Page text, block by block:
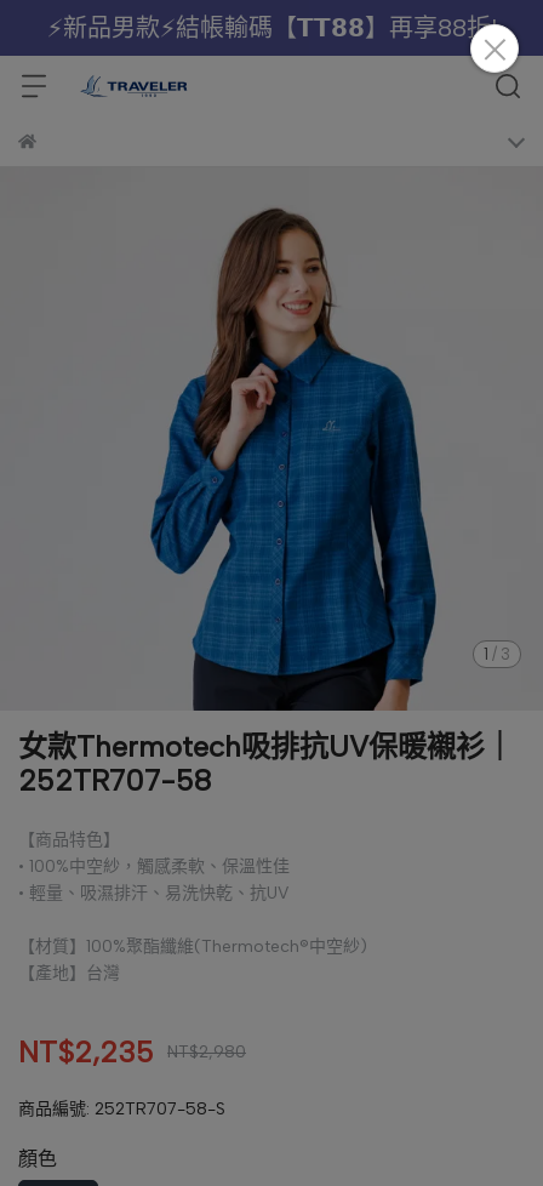
⚡新品男款⚡結帳輸碼【𝗧𝗧𝟴𝟴】再享88折!
1 / 3
女款Thermotech吸排抗UV保暖襯衫｜
252TR707-58
【商品特色】
• 100%中空紗，觸感柔軟、保溫性佳
• 輕量、吸濕排汗、易洗快乾、抗UV
【材質】100%聚酯纖維(Thermotech®中空紗)
【產地】台灣
NT$2,235 NT$2,980
商品編號: 252TR707-58-S
顏色